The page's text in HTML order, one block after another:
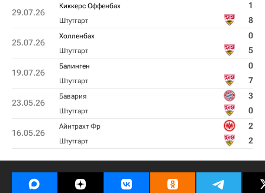
29.07.26
Киккерс Оффенбах 1
Штутгарт 8
25.07.26
Холленбах 0
Штутгарт 5
19.07.26
Балинген 0
Штутгарт 7
23.05.26
Бавария 3
Штутгарт 0
16.05.26
Айнтрахт Фр 2
Штутгарт 2